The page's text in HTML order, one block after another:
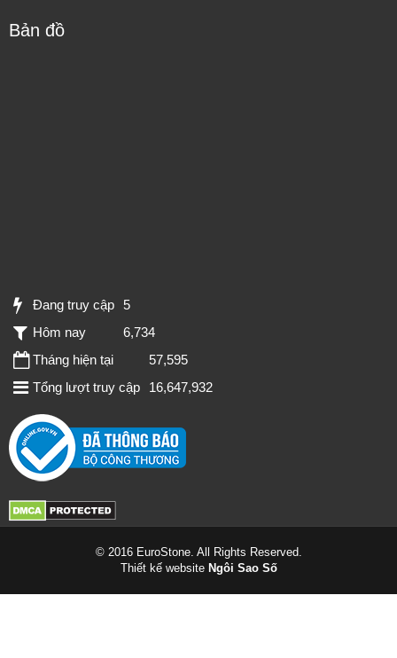
Bản đồ
Đang truy cập 5
Hôm nay
6,734
Tháng hiện tại
57,595
Tổng lượt truy cập
16,647,932
© 2016 EuroStone. All Rights Reserved.
Thiết kế website Ngôi Sao Số